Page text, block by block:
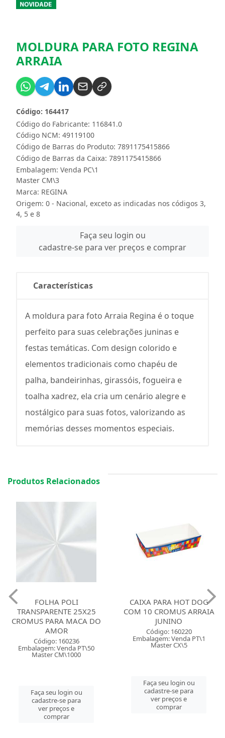
MOLDURA PARA FOTO REGINA
ARRAIA
Código do Fabricante: 116841.0
Código: 164417
Código NCM: 49119100
Código de Barras do Produto: 7891175415866
Código de Barras da Caixa: 7891175415866
Embalagem: Venda PC\1
Master CM\3
Marca: REGINA
Origem: 0 - Nacional, exceto as indicadas nos códigos 3,
4, 5 e 8
Faça seu login ou
cadastre-se para ver preços e comprar
Características
A moldura para foto Arraia Regina é o toque
perfeito para suas celebrações juninas e
festas temáticas. Com design colorido e
elementos tradicionais como chapéu de
palha, bandeirinhas, girassóis, fogueira e
toalha xadrez, ela cria um cenário alegre e
nostálgico para suas fotos, valorizando as
memórias desses momentos especiais.
Produtos Relacionados
FOLHA POLI
TRANSPARENTE 25X25
CROMUS PARA MACA DO
AMOR
Código: 160236
Embalagem: Venda PT\50
Master CM\1000
Faça seu login ou
cadastre-se para
ver preços e
comprar
CAIXA PARA HOT DOG
COM 10 CROMUS ARRAIA
JUNINO
Código: 160220
Embalagem: Venda PT\1
Master CX\5
Faça seu login ou
cadastre-se para
ver preços e
comprar